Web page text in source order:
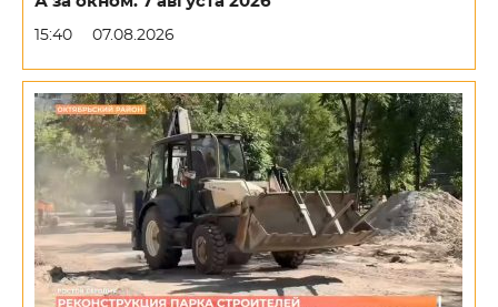
15:40 07.08.2026